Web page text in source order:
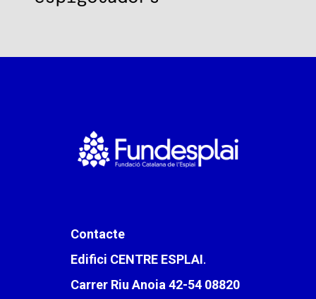
Contacte
Edifici CENTRE ESPLAI.
Carrer Riu Anoia 42-54 08820